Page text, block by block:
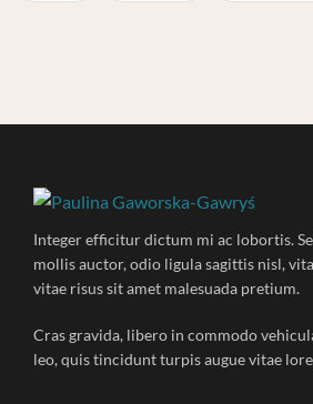
Integer efficitur dictum mi ac lobortis.
mollis auctor, odio ligula sagittis nisl,
vitae risus sit amet malesuada pretium.
Cras gravida, libero in commodo
leo, quis tincidunt turpis augue vitae